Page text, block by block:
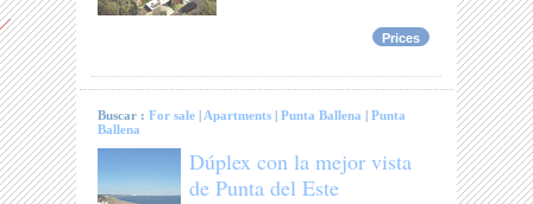
Prices
Buscar :For sale | Apartments |Punta Ballena |Punta
Ballena
Dúplex con la mejor vista
de Punta del Este